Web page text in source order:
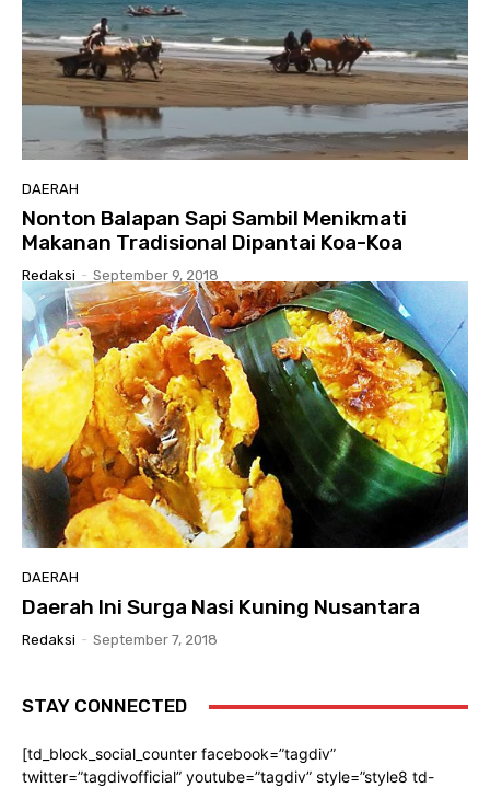
DAERAH
Nonton Balapan Sapi Sambil Menikmati
Makanan Tradisional Dipantai Koa-Koa
Redaksi - September 9, 2018
DAERAH
Daerah Ini Surga Nasi Kuning Nusantara
Redaksi - September 7, 2018
STAY CONNECTED
[td_block_social_counter facebook=”tagdiv”
twitter=”tagdivofficial” youtube=”tagdiv” style=”style8 td-